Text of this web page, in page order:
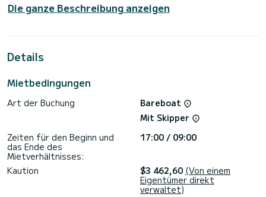
Das Boot verfügt über 5 voll ausgestattete Kabinen und
Metern wird es Ihr bester Verbündeter sein, um einen
von
mit Dusche
Für Informationsanfragen oder Reservierungen klicken Sie
auf die Schaltfläche „Angebot anfordern“. Ein SamBoat-
Die ganze Beschreibung anzeigen
Details
Mietbedingungen
Art der Buchung
Bareboat
Mit Skipper
Zeiten für den Beginn und
das Ende des
Mietverhältnisses:
17:00 / 09:00
Kaution $3 462,60 (Von einem
Eigentümer direkt
verwaltet)